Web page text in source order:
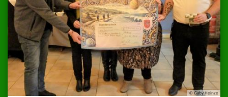
© Gaby Heinze